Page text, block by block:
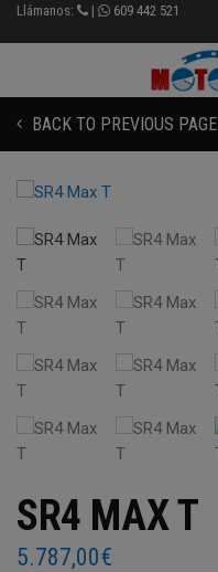
Llámanos: | 609 442 521
BACK TO PREVIOUS PAGE
SR4 MAX T
5.787,00€